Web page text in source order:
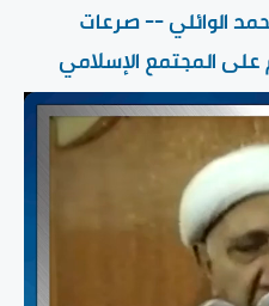
الوائلي -- صرعات
المجتمع الإسلامي